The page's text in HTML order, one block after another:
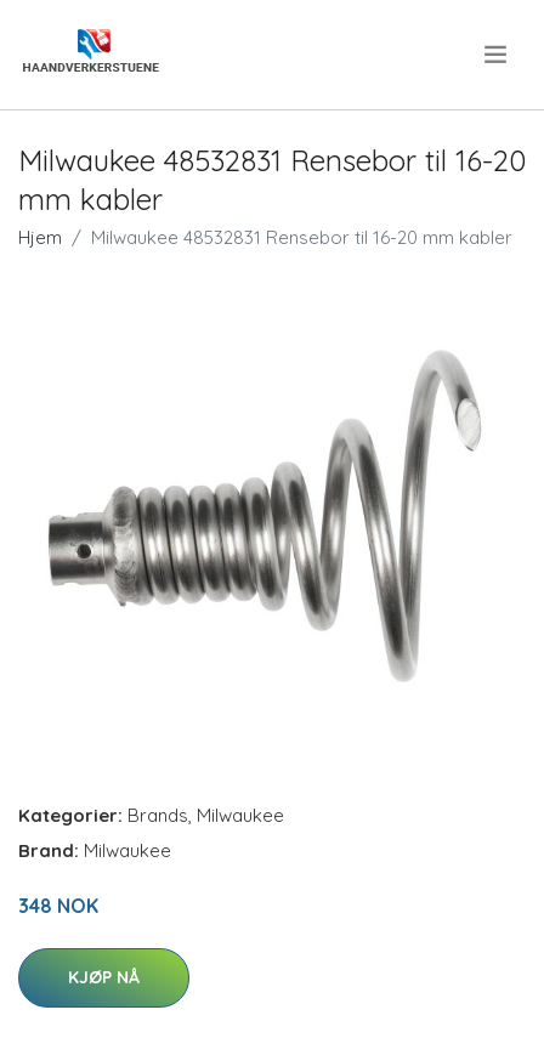
Milwaukee 48532831 Rensebor til 16-20
mm kabler
Hjem Milwaukee 48532831 Rensebor til 16-20 mm kabler
Kategorier: Brands, Milwaukee
Brand: Milwaukee
348 NOK
KJØP NÅ